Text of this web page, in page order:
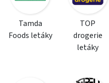
Tamda
Foods letáky
TOP
drogerie
letáky